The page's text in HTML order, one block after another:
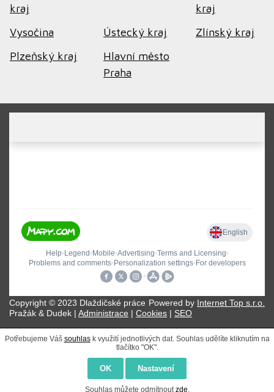
kraj
kraj
Vysočina
Ústecký kraj
Zlínský kraj
Plzeňský kraj
Hlavní město
Praha
Powered by Internet Top s.r.o.
Copyright © 2023 Dlaždičské práce
Pražák & Dudek | Administrace | Cookies | SEO
Potřebujeme Váš souhlask využití jednotlivých dat. Souhlas udělíte kliknutím na
tlačítko "OK".
OK Nastavení
Souhlas můžete odmítnoutzde.